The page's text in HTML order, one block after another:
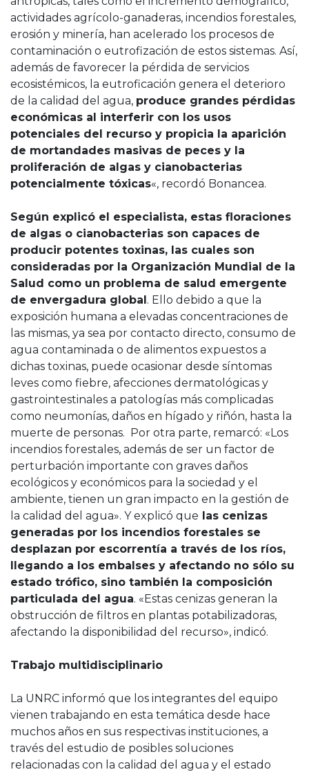
actividades agrícolo-ganaderas, incendios forestales,
erosión y minería, han acelerado los procesos de
contaminación o eutrofización de estos sistemas. Así,
además de favorecer la pérdida de servicios
ecosistémicos, la eutroficación genera el deterioro
de la calidad del agua, produce grandes pérdidas
económicas al interferir con los usos
potenciales del recurso y propicia la aparición
de mortandades masivas de peces y la
proliferación de algas y cianobacterias
potencialmente tóxicas«, recordó Bonancea.
Según explicó el especialista, estas floraciones
de algas o cianobacterias son capaces de
producir potentes toxinas, las cuales son
consideradas por la Organización Mundial de la
Salud como un problema de salud emergente
de envergadura global. Ello debido a que la
exposición humana a elevadas concentraciones de
las mismas, ya sea por contacto directo, consumo de
agua contaminada o de alimentos expuestos a
dichas toxinas, puede ocasionar desde síntomas
leves como fiebre, afecciones dermatológicas y
gastrointestinales a patologías más complicadas
como neumonías, daños en hígado y riñón, hasta la
muerte de personas. Por otra parte, remarcó: «Los
incendios forestales, además de ser un factor de
perturbación importante con graves daños
ecológicos y económicos para la sociedad y el
ambiente, tienen un gran impacto en la gestión de
la calidad del agua». Y explicó que las cenizas
generadas por los incendios forestales se
desplazan por escorrentía a través de los ríos,
llegando a los embalses y afectando no sólo su
estado trófico, sino también la composición
particulada del agua. «Estas cenizas generan la
obstrucción de filtros en plantas potabilizadoras,
afectando la disponibilidad del recurso», indicó.
Trabajo multidisciplinario
La UNRC informó que los integrantes del equipo
vienen trabajando en esta temática desde hace
muchos años en sus respectivas instituciones, a
través del estudio de posibles soluciones
relacionadas con la calidad del agua y el estado